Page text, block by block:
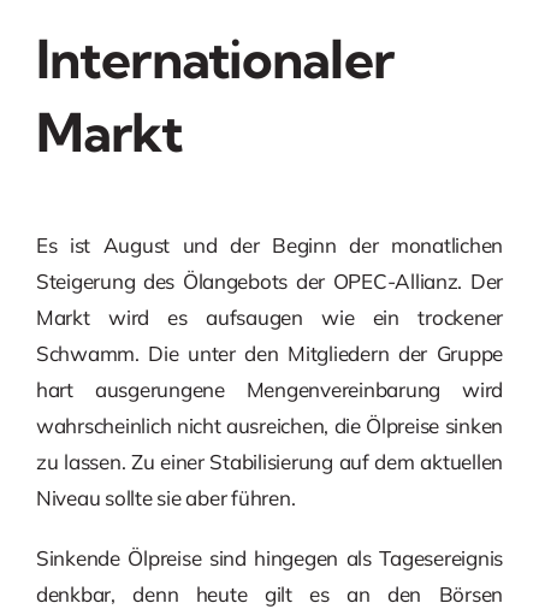
Internationaler
Markt
Es ist August und der Beginn der monatlichen
Steigerung des Ölangebots der OPEC-Allianz. Der
Markt wird es aufsaugen wie ein trockener
Schwamm. Die unter den Mitgliedern der Gruppe
hart ausgerungene Mengenvereinbarung wird
wahrscheinlich nicht ausreichen, die Ölpreise sinken
zu lassen. Zu einer Stabilisierung auf dem aktuellen
Niveau sollte sie aber führen.
Sinkende Ölpreise sind hingegen als Tagesereignis
denkbar, denn heute gilt es an den Börsen